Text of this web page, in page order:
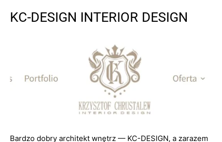
KC-DESIGN INTERIOR DESIGN
Bardzo dobry architekt wnętrz — KC-DESIGN, a zarazem